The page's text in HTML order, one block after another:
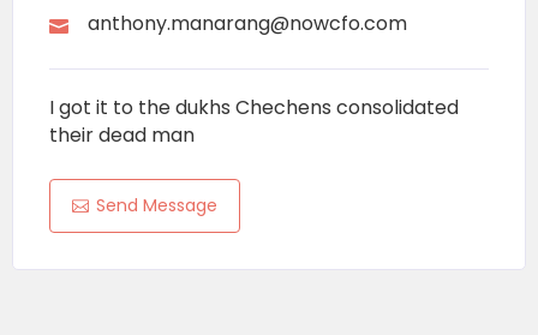
anthony.manarang@nowcfo.com
I got it to the dukhs Chechens consolidated
their dead man
Send Message